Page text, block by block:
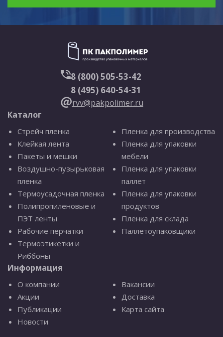
8 (800) 505-53-42
8 (495) 640-54-31
rvv@pakpolimer.ru
Каталог
Стрейч пленка
Клейкая лента
Пакеты и мешки
Воздушно-пузырьковая
пленка
Термоусадочная пленка
Полипропиленовые и
ПЭТ ленты
Рабочие перчатки
Термоэтикетки и
Риббоны
Пленка для производства
Пленка для упаковки
мебели
Пленка для упаковки
паллет
Пленка для упаковки
продуктов
Пленка для склада
Паллетоупаковщики
Информация
О компании
Акции
Публикации
Новости
Вакансии
Доставка
Карта сайта